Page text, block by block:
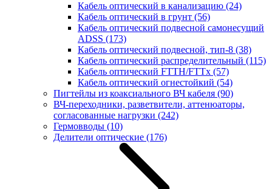
Кабель оптический в канализацию (24)
Кабель оптический в грунт (56)
Кабель оптический подвесной самонесущий
ADSS (173)
Кабель оптический подвесной, тип-8 (38)
Кабель оптический распределительный (115)
Кабель оптический FTTH/FTTx (57)
Кабель оптический огнестойкий (54)
Пигтейлы из коаксиального ВЧ кабеля (90)
ВЧ-переходники, разветвители, аттенюаторы,
согласованные нагрузки (242)
Гермовводы (10)
Делители оптические (176)